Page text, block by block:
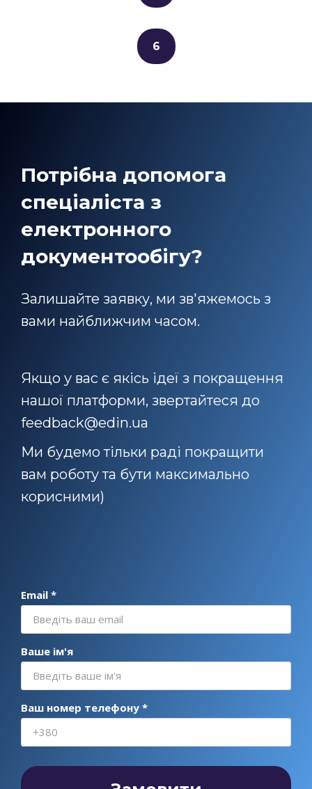
6
Потрібна допомога
спеціаліста з
електронного
документообігу?
Залишайте заявку, ми зв'яжемось з
вами найближчим часом.
Якщо у вас є якісь ідеї з покращення
нашої платформи, звертайтеся до
feedback@edin.ua
Ми будемо тільки раді покращити
вам роботу та бути максимально
корисними)
Email *
Ваше ім'я
Ваш номер телефону *